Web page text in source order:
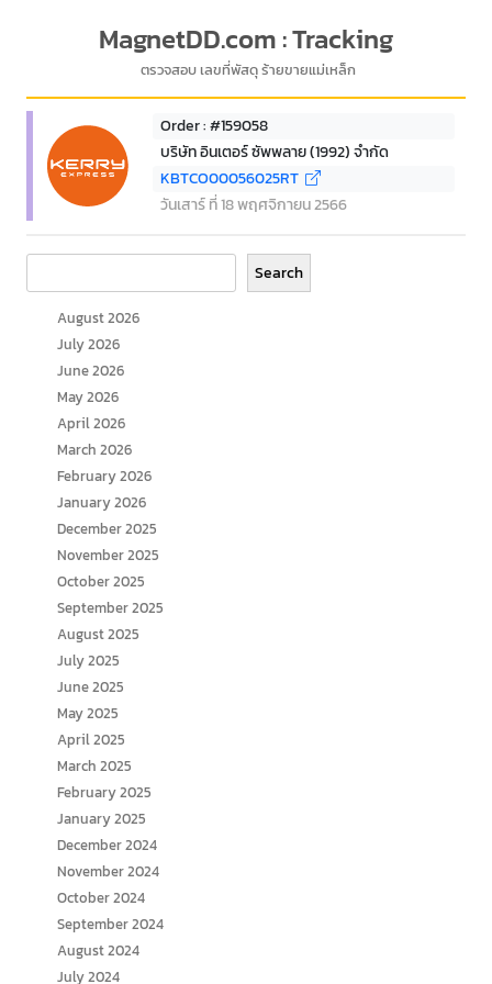
MagnetDD.com : Tracking
ตรวจสอบ เลขที่พัสดุ ร้ายขายแม่เหล็ก
Order : #159058
บริษัท อินเตอร์ ซัพพลาย (1992) จำกัด
KBTCO00056025RT
วันเสาร์ ที่ 18 พฤศจิกายน 2566
Search
August 2026
July 2026
June 2026
May 2026
April 2026
March 2026
February 2026
January 2026
December 2025
November 2025
October 2025
September 2025
August 2025
July 2025
June 2025
May 2025
April 2025
March 2025
February 2025
January 2025
December 2024
November 2024
October 2024
September 2024
August 2024
July 2024